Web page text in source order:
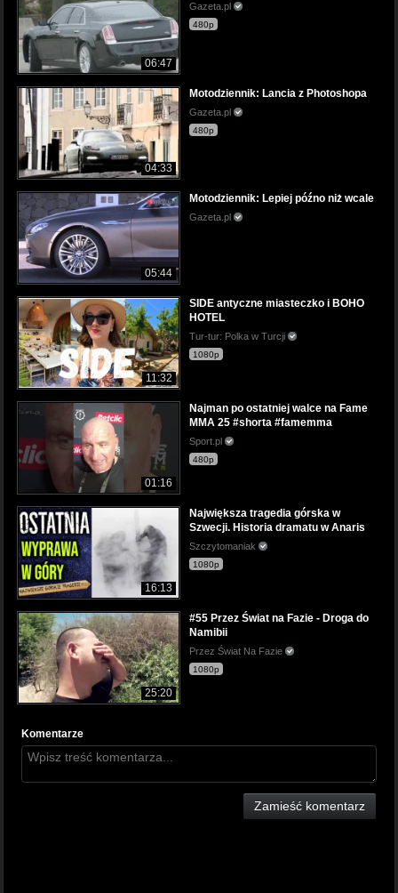
06:47
Gazeta.pl
480p
04:33
Motodziennik: Lancia z Photoshopa
Gazeta.pl
480p
05:44
Motodziennik: Lepiej późno niż wcale
Gazeta.pl
11:32
SIDE antyczne miasteczko i BOHO
HOTEL
Tur-tur: Polka w Turcji
1080p
01:16
Najman po ostatniej walce na Fame
MMA 25 #shorta #famemma
Sport.pl
480p
16:13
Największa tragedia górska w
Szwecji. Historia dramatu w Anaris
Szczytomaniak
1080p
25:20
#55 Przez Świat na Fazie - Droga do
Namibii
Przez Świat Na Fazie
1080p
Komentarze
Zamieść komentarz